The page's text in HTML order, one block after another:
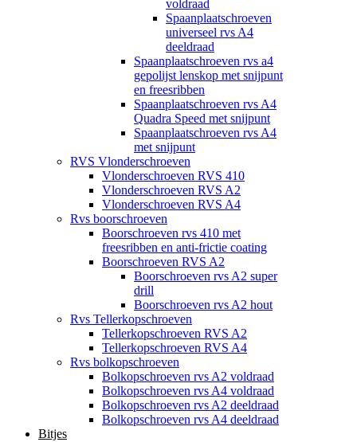
voldraad
Spaanplaatschroeven
universeel rvs A4
deeldraad
Spaanplaatschroeven rvs a4
gepolijst lenskop met snijpunt
en freesribben
Spaanplaatschroeven rvs A4
Quadra Speed met snijpunt
Spaanplaatschroeven rvs A4
met snijpunt
RVS Vlonderschroeven
Vlonderschroeven RVS 410
Vlonderschroeven RVS A2
Vlonderschroeven RVS A4
Rvs boorschroeven
Boorschroeven rvs 410 met
freesribben en anti-frictie coating
Boorschroeven RVS A2
Boorschroeven rvs A2 super
drill
Boorschroeven rvs A2 hout
Rvs Tellerkopschroeven
Tellerkopschroeven RVS A2
Tellerkopschroeven RVS A4
Rvs bolkopschroeven
Bolkopschroeven rvs A2 voldraad
Bolkopschroeven rvs A4 voldraad
Bolkopschroeven rvs A2 deeldraad
Bolkopschroeven rvs A4 deeldraad
Bitjes